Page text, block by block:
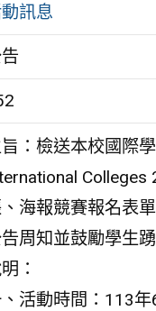
訊息
：檢送本校國際
海報競賽報名表
周知並鼓勵學生
：
活動時間：113